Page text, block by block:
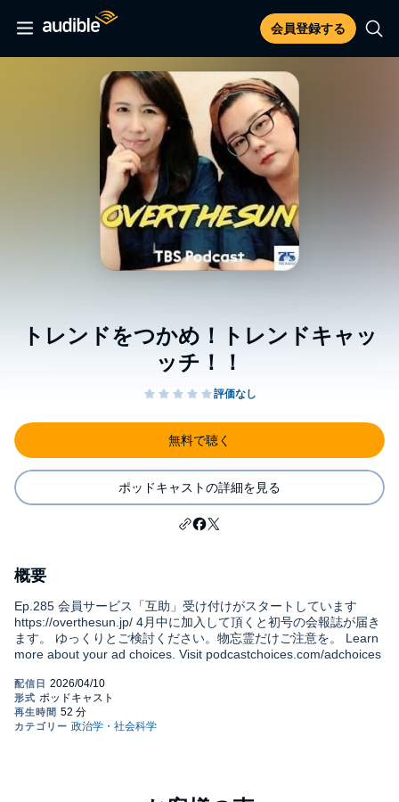
会員登録する
トレンドをつかめ！トレンドキャッ
ッチ！！
無料で聴く
ポッドキャストの詳細を見る
概要
Ep.285 会員サービス「互助」受け付けがスタートしています
https://overthesun.jp/ 4月中に加入して頂くと初号の会報誌が届き
ます。 ゆっくりとご検討ください。物忘霊だけご注意を。 Learn
more about your ad choices. Visit podcastchoices.com/adchoices